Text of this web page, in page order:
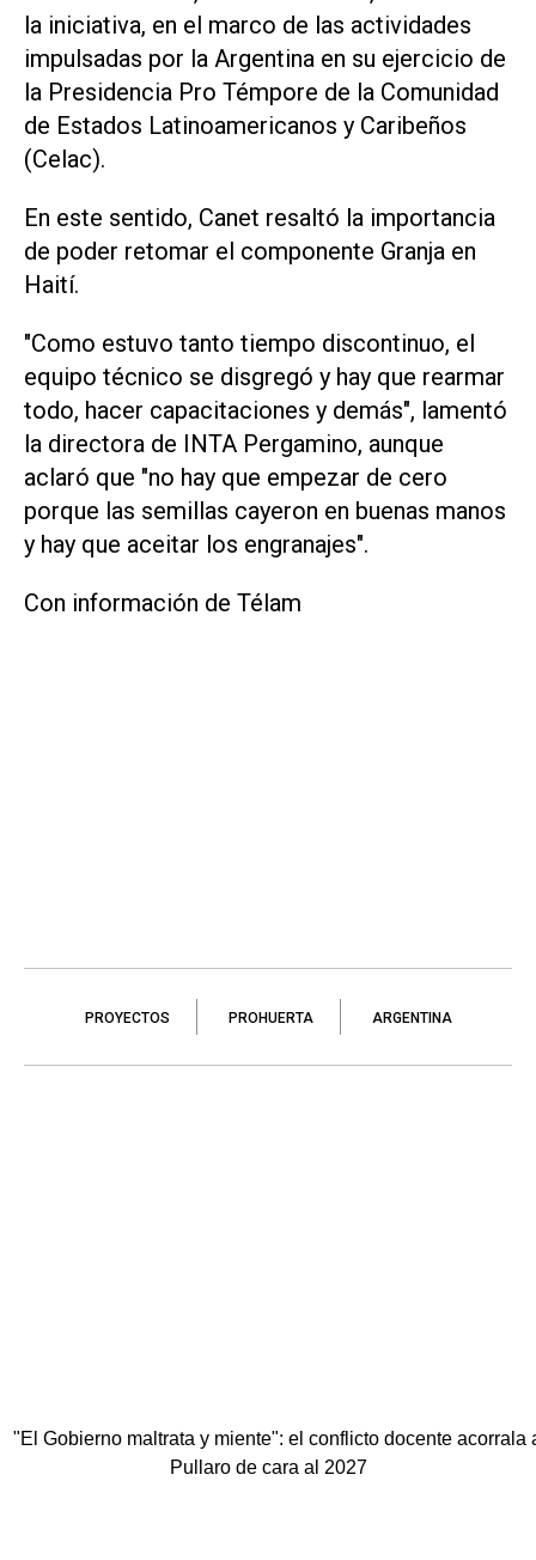
la iniciativa, en el marco de las actividades
impulsadas por la Argentina en su ejercicio de
la Presidencia Pro Témpore de la Comunidad
de Estados Latinoamericanos y Caribeños
(Celac).
En este sentido, Canet resaltó la importancia
de poder retomar el componente Granja en
Haití.
"Como estuvo tanto tiempo discontinuo, el
equipo técnico se disgregó y hay que rearmar
todo, hacer capacitaciones y demás", lamentó
la directora de INTA Pergamino, aunque
aclaró que "no hay que empezar de cero
porque las semillas cayeron en buenas manos
y hay que aceitar los engranajes".
Con información de Télam
PROYECTOS PROHUERTA ARGENTINA